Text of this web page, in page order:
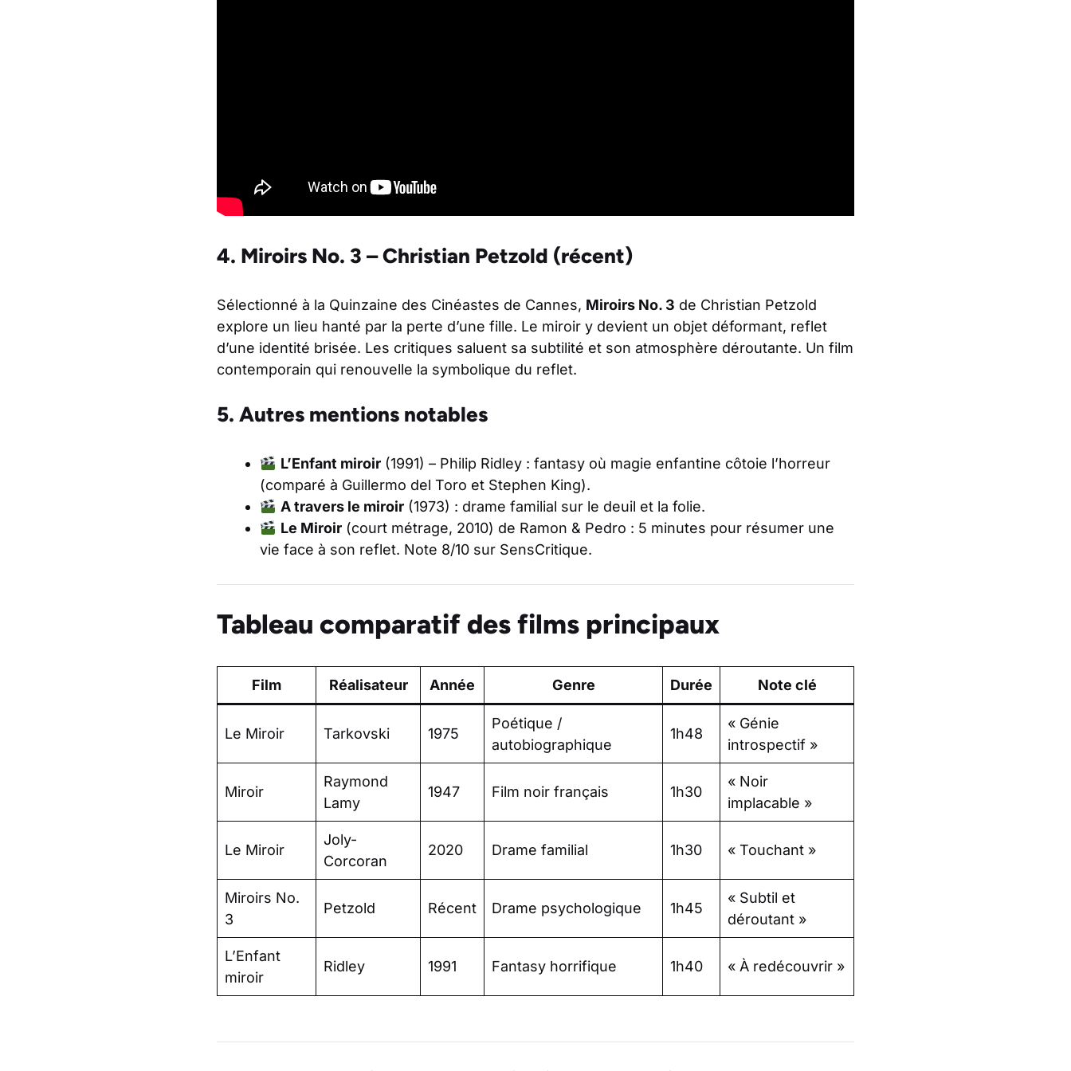
4. Miroirs No. 3 – Christian Petzold (récent)
Sélectionné à la Quinzaine des Cinéastes de Cannes, Miroirs No. 3 de Christian Petzold
explore un lieu hanté par la perte d’une fille. Le miroir y devient un objet déformant, reflet
d’une identité brisée. Les critiques saluent sa subtilité et son atmosphère déroutante. Un film
contemporain qui renouvelle la symbolique du reflet.
5. Autres mentions notables
L’Enfant miroir(1991) – Philip Ridley : fantasy où magie enfantine côtoie l’horreur
(comparé à Guillermo del Toro et Stephen King).
A travers le miroir(1973) : drame familial sur le deuil et la folie.
Le Miroir(court métrage, 2010) de Ramon & Pedro : 5 minutes pour résumer une
vie face à son reflet. Note 8/10 sur SensCritique.
Tableau comparatif des films principaux
Film Réalisateur Année Genre Durée Note clé
Le Miroir Tarkovski 1975
Poétique /
autobiographique
1h48
« Génie
introspectif »
Miroir
Raymond
Lamy
1947 Film noir français 1h30
« Noir
implacable »
Le Miroir
Joly-
Corcoran
2020 Drame familial 1h30 « Touchant »
Miroirs No.
3
Petzold Récent Drame psychologique 1h45
« Subtil et
déroutant »
L’Enfant
miroir
Ridley 1991 Fantasy horrifique 1h40 « À redécouvrir »